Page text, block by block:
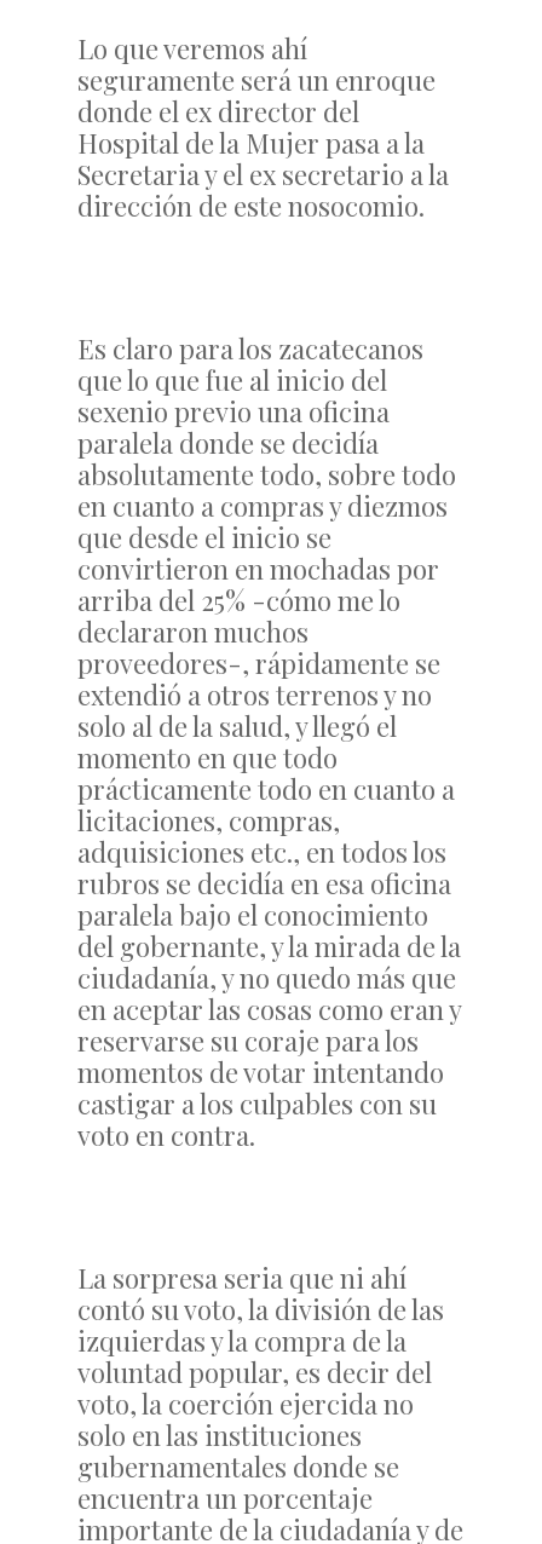
Lo que veremos ahí
seguramente será un enroque
donde el ex director del
Hospital de la Mujer pasa a la
Secretaria y el ex secretario a la
dirección de este nosocomio.
Es claro para los zacatecanos
que lo que fue al inicio del
sexenio previo una oficina
paralela donde se decidía
absolutamente todo, sobre todo
en cuanto a compras y diezmos
que desde el inicio se
convirtieron en mochadas por
arriba del 25% -cómo me lo
declararon muchos
proveedores-, rápidamente se
extendió a otros terrenos y no
solo al de la salud, y llegó el
momento en que todo
prácticamente todo en cuanto a
licitaciones, compras,
adquisiciones etc., en todos los
rubros se decidía en esa oficina
paralela bajo el conocimiento
del gobernante, y la mirada de la
ciudadanía, y no quedo más que
en aceptar las cosas como eran y
reservarse su coraje para los
momentos de votar intentando
castigar a los culpables con su
voto en contra.
La sorpresa seria que ni ahí
contó su voto, la división de las
izquierdas y la compra de la
voluntad popular, es decir del
voto, la coerción ejercida no
solo en las instituciones
gubernamentales donde se
encuentra un porcentaje
importante de la ciudadanía y de